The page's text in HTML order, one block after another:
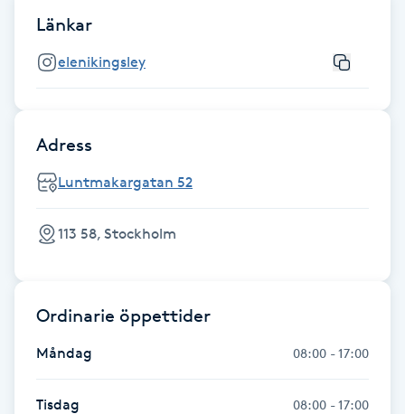
Fotsvamp
Fotvård
Fransar
Fransborttagning
Fransfärgning
Fransförlängning
Fransförlängning Megavolym
Länkar
elenikingsley
Adress
Luntmakargatan 52
113 58, Stockholm
Ordinarie öppettider
Måndag 08:00 - 17:00
Tisdag 08:00 - 17:00